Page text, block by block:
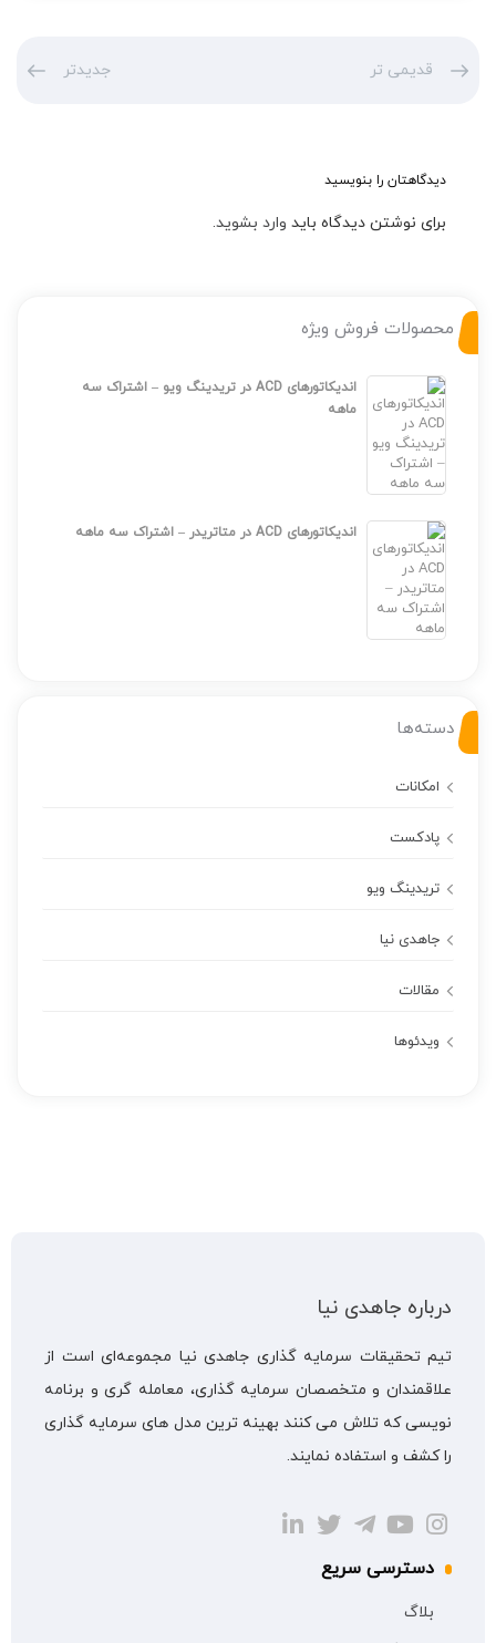
قدیمی تر جدیدتر
دیدگاهتان را بنویسید
برای نوشتن دیدگاه باید وارد بشوید.
محصولات فروش ویژه
اندیکاتورهای ACD در تریدینگ ویو – اشتراک سه
ماهه
اندیکاتورهای ACD در متاتریدر – اشتراک سه ماهه
دسته‌ها
امکانات
پادکست
تریدینگ ویو
جاهدی نیا
مقالات
ویدئوها
درباره جاهدی نیا
تیم تحقیقات سرمایه گذاری جاهدی نیا مجموعه‌ای است از
علاقمندان و متخصصان سرمایه گذاری، معامله گری و برنامه
نویسی که تلاش می کنند بهینه ترین مدل های سرمایه گذاری
را کشف و استفاده نمایند.
دسترسی سریع
بلاگ